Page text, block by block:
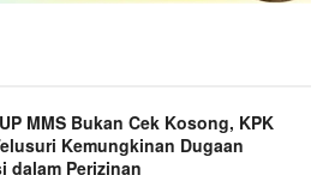
MMS Bukan Cek Kosong, KPK
Kemungkinan Dugaan
dalam Perizinan